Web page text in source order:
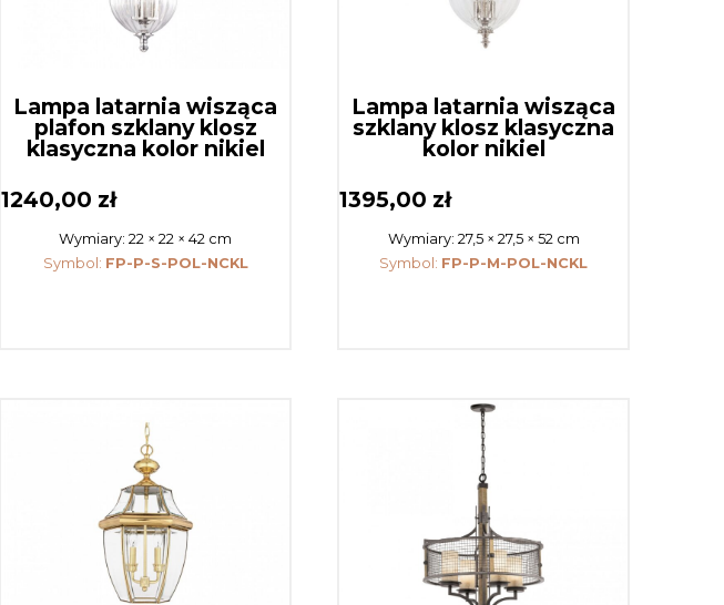
Lampa latarnia wisząca
plafon szklany klosz
klasyczna kolor nikiel
1240,00 zł
Wymiary:22 × 22 × 42 cm
Symbol: FP-P-S-POL-NCKL
Lampa latarnia wisząca
szklany klosz klasyczna
kolor nikiel
1395,00 zł
Wymiary: 27,5 × 27,5 × 52 cm
Symbol: FP-P-M-POL-NCKL